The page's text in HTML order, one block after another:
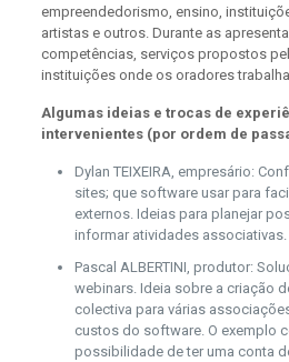
empreendedorismo, ensino,
artistas e outros. Durante as
competências, serviços propostos
instituições onde os oradores
Algumas ideias e trocas de
intervenientes (por ordem de
Dylan TEIXEIRA, empresário:
sites; que software usar para
externos. Ideias para planejar
informar atividades associativas.
Pascal ALBERTINI, produtor:
webinars. Ideia sobre a criação
colectiva para várias
custos do software. O exemplo
possibilidade de ter uma conta